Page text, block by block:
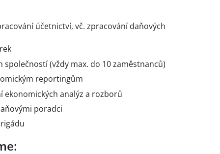
účetnictví, vč. zpracování daňových
společností (vždy max. do 10 zaměstnanců)
reportingům
ekonomických analýz a rozborů
poradci